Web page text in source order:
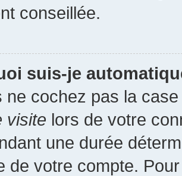
conseillée.
suis-je
ne cochez pas la
visite lors de votre
une durée
de votre compte.